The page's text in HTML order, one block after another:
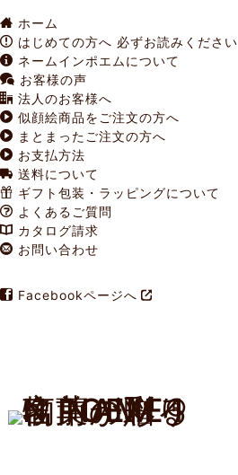
q ホーム
a はじめての方へ 必ずお読みください
c ネームインポエムについて
o お客様の声
s 法人のお客様へ
p 似顔絵商品をご注文の方へ
p まとまったご注文の方へ
p お支払方法
t 送料について
f ギフト包装・ラッピングについて
u よくあるご質問
_ カタログ請求
v お問い合わせ
i Facebookページへ !